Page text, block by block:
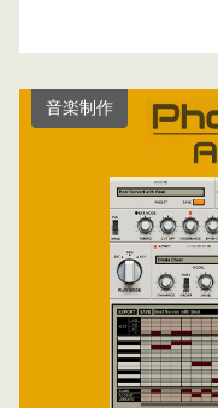
音楽制作